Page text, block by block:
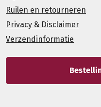
Ruilen en retourneren
Privacy & Disclaimer
Verzendinformatie